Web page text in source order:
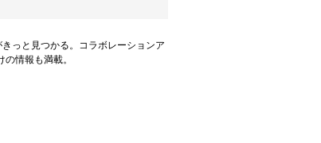
っと見つかる。コラボレーションア
情報も満載。